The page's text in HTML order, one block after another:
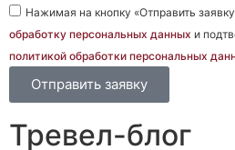
Нажимая на кнопку «Отправить
обработку персональных данных и
политикой обработки персональных
Отправить заявку
Тревел-блог